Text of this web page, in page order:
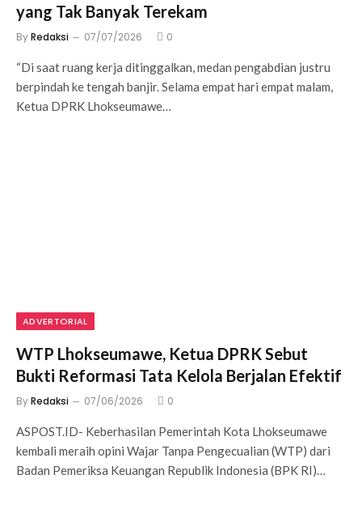
yang Tak Banyak Terekam
ByRedaksi 07/07/2026 0
“Di saat ruang kerja ditinggalkan, medan pengabdian justru
berpindah ke tengah banjir. Selama empat hari empat malam,
Ketua DPRK Lhokseumawe…
ADVERTORIAL
WTP Lhokseumawe, Ketua DPRK Sebut
Bukti Reformasi Tata Kelola Berjalan Efektif
ByRedaksi 07/06/2026 0
ASPOST.ID- Keberhasilan Pemerintah Kota Lhokseumawe
kembali meraih opini Wajar Tanpa Pengecualian (WTP) dari
Badan Pemeriksa Keuangan Republik Indonesia (BPK RI)…